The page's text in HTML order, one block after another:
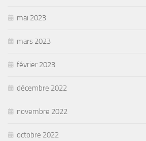
mai 2023
mars 2023
février 2023
décembre 2022
novembre 2022
octobre 2022